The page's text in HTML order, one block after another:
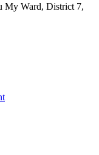
My Ward, District 7,